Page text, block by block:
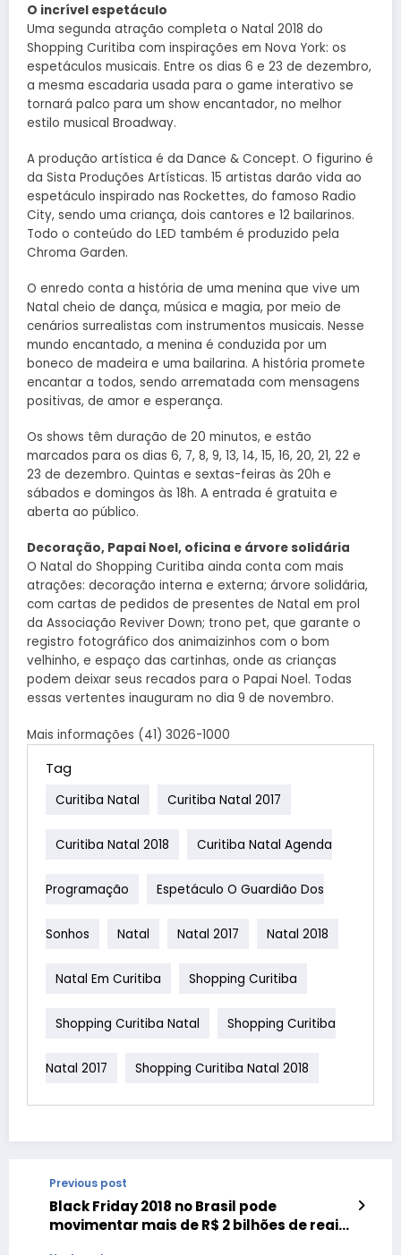
O incrível espetáculo
Uma segunda atração completa o Natal 2018 do
Shopping Curitiba com inspirações em Nova York: os
espetáculos musicais. Entre os dias 6 e 23 de dezembro,
a mesma escadaria usada para o game interativo se
tornará palco para um show encantador, no melhor
estilo musical Broadway.
A produção artística é da Dance & Concept. O figurino é
da Sista Produções Artísticas. 15 artistas darão vida ao
espetáculo inspirado nas Rockettes, do famoso Radio
City, sendo uma criança, dois cantores e 12 bailarinos.
Todo o conteúdo do LED também é produzido pela
Chroma Garden.
O enredo conta a história de uma menina que vive um
Natal cheio de dança, música e magia, por meio de
cenários surrealistas com instrumentos musicais. Nesse
mundo encantado, a menina é conduzida por um
boneco de madeira e uma bailarina. A história promete
encantar a todos, sendo arrematada com mensagens
positivas, de amor e esperança.
Os shows têm duração de 20 minutos, e estão
marcados para os dias 6, 7, 8, 9, 13, 14, 15, 16, 20, 21, 22 e
23 de dezembro. Quintas e sextas-feiras às 20h e
sábados e domingos às 18h. A entrada é gratuita e
aberta ao público.
Decoração, Papai Noel, oficina e árvore solidária
O Natal do Shopping Curitiba ainda conta com mais
atrações: decoração interna e externa; árvore solidária,
com cartas de pedidos de presentes de Natal em prol
da Associação Reviver Down; trono pet, que garante o
registro fotográfico dos animaizinhos com o bom
velhinho, e espaço das cartinhas, onde as crianças
podem deixar seus recados para o Papai Noel. Todas
essas vertentes inauguram no dia 9 de novembro.
Mais informações (41) 3026-1000
Tag
Curitiba Natal Curitiba Natal 2017
Curitiba Natal 2018 Curitiba Natal Agenda
Programação Espetáculo O Guardião Dos
Sonhos Natal Natal 2017 Natal 2018
Natal Em Curitiba Shopping Curitiba
Shopping Curitiba Natal Shopping Curitiba
Natal 2017 Shopping Curitiba Natal 2018
Previous post
Black Friday 2018 no Brasil pode
movimentar mais de R$ 2 bilhões de reais